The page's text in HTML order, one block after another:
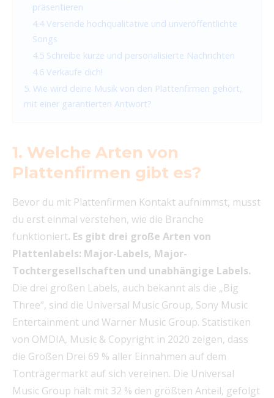
präsentieren
4.4 Versende hochqualitative und unveröffentlichte
Songs
4.5 Schreibe kurze und personalisierte Nachrichten
4.6 Verkaufe dich!
5. Wie wird deine Musik von den Plattenfirmen gehört,
mit einer garantierten Antwort?
1. Welche Arten von
Plattenfirmen gibt es?
Bevor du mit Plattenfirmen Kontakt aufnimmst, musst
du erst einmal verstehen, wie die Branche
funktioniert. Es gibt drei große Arten von
Plattenlabels: Major-Labels, Major-
Tochtergesellschaften und unabhängige Labels.
Die drei großen Labels, auch bekannt als die „Big
Three“, sind die Universal Music Group, Sony Music
Entertainment und Warner Music Group. Statistiken
von OMDIA, Music & Copyright in 2020 zeigen, dass
die Großen Drei 69 % aller Einnahmen auf dem
Tonträgermarkt auf sich vereinen. Die Universal
Music Group hält mit 32 % den größten Anteil, gefolgt